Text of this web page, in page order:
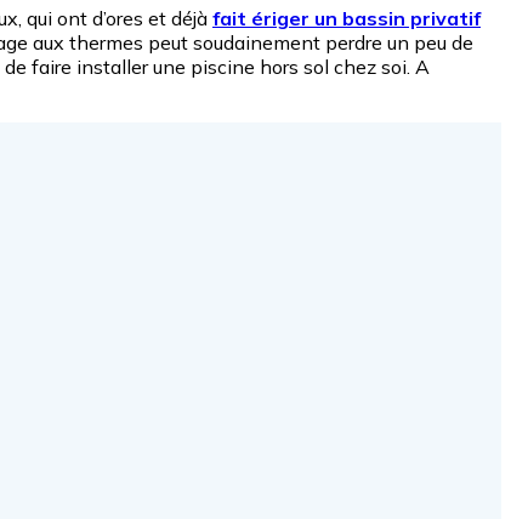
qui ont d’ores et déjà fait ériger un bassin privatif
aux thermes peut soudainement perdre un peu de
faire installer une piscine hors sol chez soi . A